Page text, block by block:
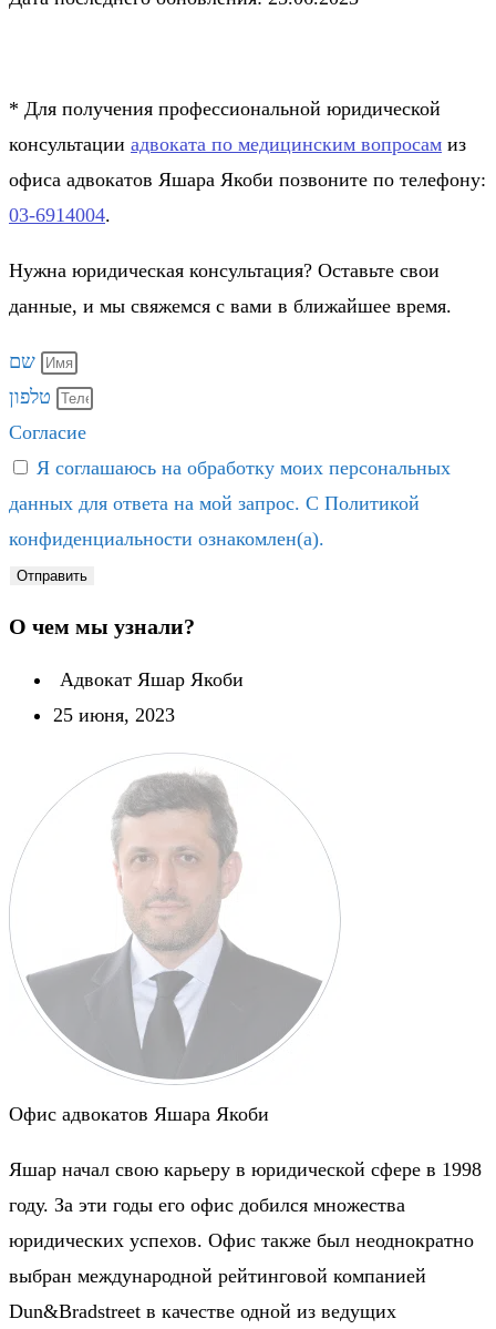
* Для получения профессиональной юридической
консультации адвоката по медицинским вопросам из
офиса адвокатов Яшара Якоби позвоните по телефону:
03-6914004.
Нужна юридическая консультация? Оставьте свои
данные, и мы свяжемся с вами в ближайшее время.
Согласие
Я соглашаюсь на обработку моих персональных
данных для ответа на мой запрос. С Политикой
конфиденциальности ознакомлен(а).
Отправить
О чем мы узнали?
Адвокат Яшар Якоби
25 июня, 2023
Офис адвокатов Яшара Якоби
Яшар начал свою карьеру в юридической сфере в 1998
году. За эти годы его офис добился множества
юридических успехов. Офис также был неоднократно
выбран международной рейтинговой компанией
Dun&Bradstreet в качестве одной из ведущих